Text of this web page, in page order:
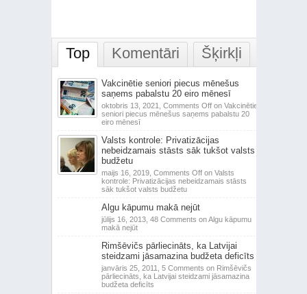
Top Komentāri Šķirkļi
Vakcinētie seniori piecus mēnešus
saņems pabalstu 20 eiro mēnesī
oktobris 13, 2021, Comments Offon Vakcinētie
seniori piecus mēnešus saņems pabalstu 20
eiro mēnesī
Valsts kontrole: Privatizācijas
nebeidzamais stāsts sāk tukšot valsts
budžetu
maijs 16, 2019, Comments Offon Valsts
kontrole: Privatizācijas nebeidzamais stāsts
sāk tukšot valsts budžetu
Algu kāpumu makā nejūt
jūlijs 16, 2013, 48 Comments on Algu kāpumu
makā nejūt
Rimšēvičs pārliecināts, ka Latvijai
steidzami jāsamazina budžeta deficīts
janvāris 25, 2011, 5 Comments on Rimšēvičs
pārliecināts, ka Latvijai steidzami jāsamazina
budžeta deficīts